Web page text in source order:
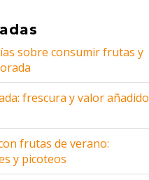
sobre consumir frutas y
frescura y valor añadido
frutas de verano:
y picoteos